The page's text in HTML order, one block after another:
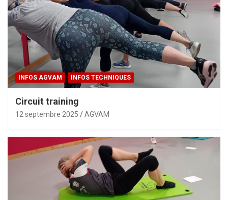
INFOS AGVAM INFOS TECHNIQUES
Circuit training
12 septembre 2025 AGVAM